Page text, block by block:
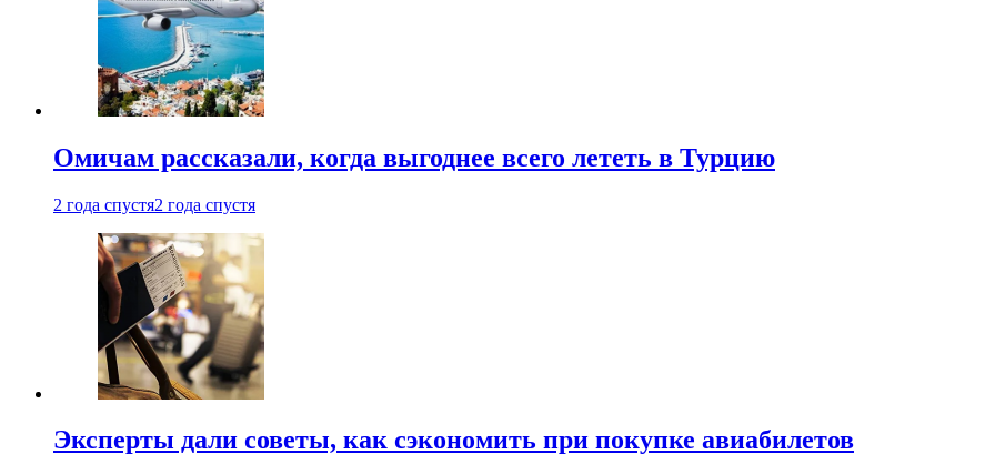
Омичам рассказали, когда выгоднее всего лететь в Турцию
2 года спустя2 года спустя
Эксперты дали советы, как сэкономить при покупке авиабилетов